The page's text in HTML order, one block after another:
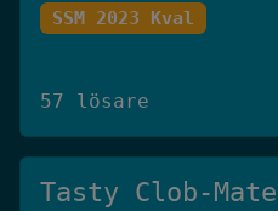
SSM 2023 Kval
57 lösare
Tasty Clob-Mate